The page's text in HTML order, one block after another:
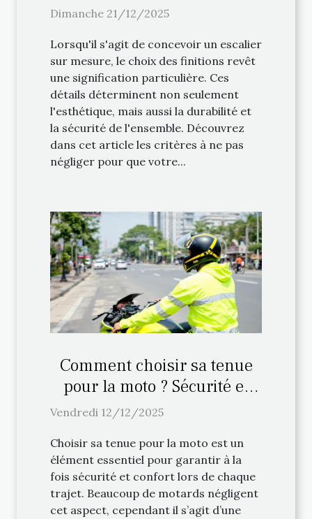
escalier sur mesure
Dimanche 21/12/2025
Lorsqu'il s'agit de concevoir un escalier
sur mesure, le choix des finitions revêt
une signification particulière. Ces
détails déterminent non seulement
l'esthétique, mais aussi la durabilité et
la sécurité de l'ensemble. Découvrez
dans cet article les critères à ne pas
négliger pour que votre...
Comment choisir sa tenue
pour la moto ? Sécurité et
confort
Vendredi 12/12/2025
Choisir sa tenue pour la moto est un
élément essentiel pour garantir à la
fois sécurité et confort lors de chaque
trajet. Beaucoup de motards négligent
cet aspect, cependant il s’agit d’une